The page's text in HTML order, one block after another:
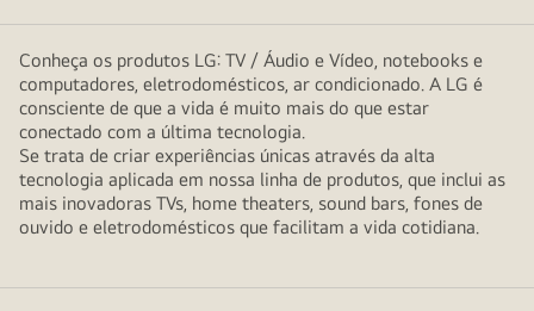
Conheça os produtos LG: TV / Áudio e Vídeo, notebooks e
computadores, eletrodomésticos, ar condicionado. A LG é
consciente de que a vida é muito mais do que estar
conectado com a última tecnologia.
Se trata de criar experiências únicas através da alta
tecnologia aplicada em nossa linha de produtos, que inclui as
mais inovadoras TVs, home theaters, sound bars, fones de
ouvido e eletrodomésticos que facilitam a vida cotidiana.